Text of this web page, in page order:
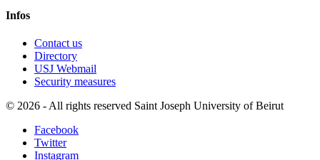
Infos
Contact us
Directory
USJ Webmail
Security measures
© 2026 - All rights reserved Saint Joseph University of Beirut
Facebook
Twitter
Instagram